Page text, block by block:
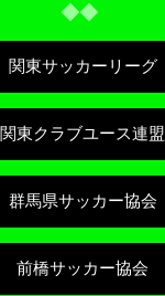
関東サッカーリーグ
関東クラブユース連盟
群馬県サッカー協会
前橋サッカー協会